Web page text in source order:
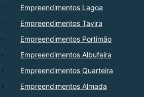
Empreendimentos Lagoa
Empreendimentos Tavira
Empreendimentos Portimão
Empreendimentos Albufeira
Empreendimentos Quarteira
Empreendimentos Almada